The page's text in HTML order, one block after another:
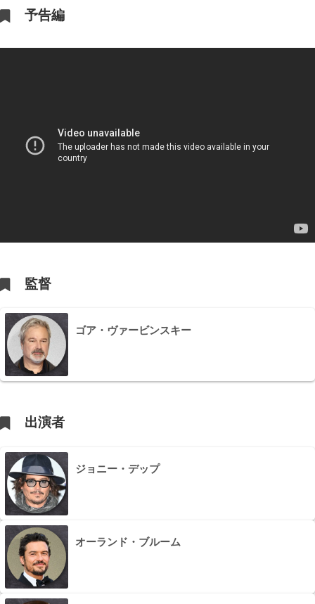
予告編
監督
ゴア・ヴァービンスキー
出演者
ジョニー・デップ
オーランド・ブルーム